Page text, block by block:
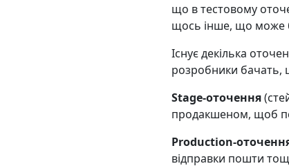
що в тестовому
щось інше, що може
Існує декілька
розробники бачать,
Stage-оточення
продакшеном, щоб
Production-
відправки пошти